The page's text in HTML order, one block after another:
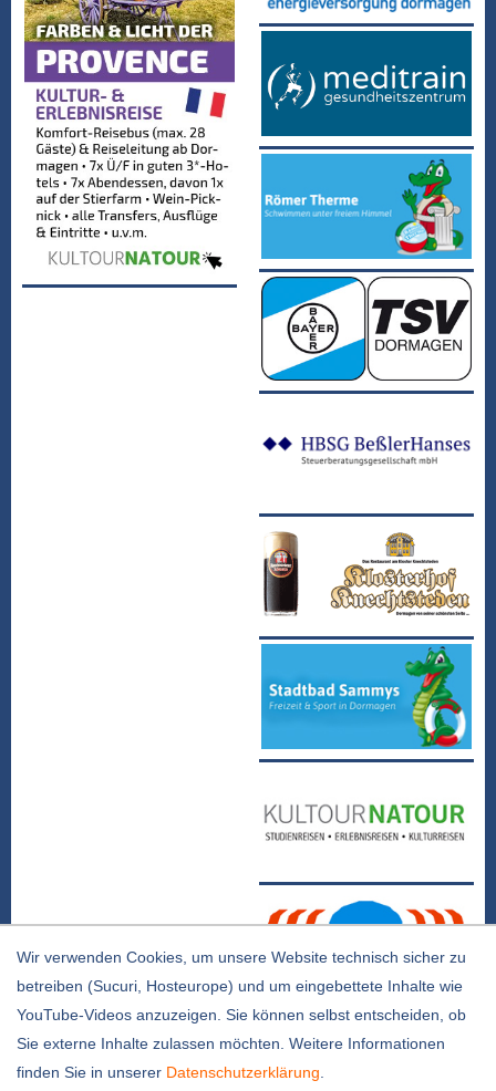
Wir verwenden Cookies, um unsere Website technisch sicher zu
betreiben (Sucuri, Hosteurope) und um eingebettete Inhalte wie
YouTube-Videos anzuzeigen. Sie können selbst entscheiden, ob
Sie externe Inhalte zulassen möchten. Weitere Informationen
finden Sie in unserer Datenschutzerklärung
Kontakt |Impressum |